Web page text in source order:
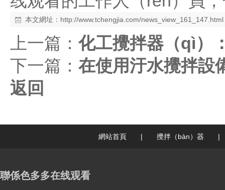
本文網址： http://www.tchengjia.com/news_view_161_147.html
上一篇： 化工攪拌器（qì）
下一篇： 在使用汙水攪拌設
返回
網站首頁 | 攪拌（bàn）器 |
聯係色多多在线观看